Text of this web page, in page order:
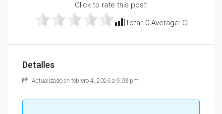
Click to rate this post!
[Total: 0Average: 0]
Detalles
Actualizado en febrero 4, 2026 a 9:03 pm